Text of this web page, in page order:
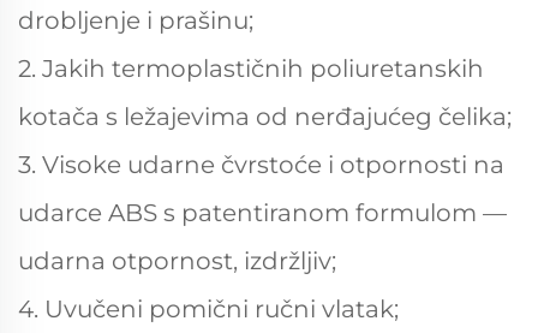
drobljenje i prašinu;
2. Jakih termoplastičnih poliuretanskih
kotača s ležajevima od nerđajućeg čelika;
3. Visoke udarne čvrstoće i otpornosti na
udarce ABS s patentiranom formulom —
udarna otpornost, izdržljiv;
4. Uvučeni pomični ručni vlatak;